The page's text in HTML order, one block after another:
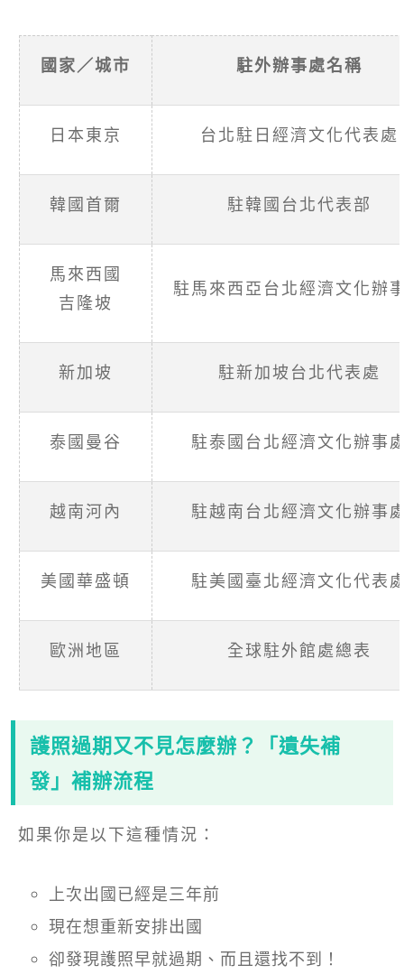
國家／城市 駐外辦事處名稱
日本東京 台北駐日經濟文化代表處
韓國首爾 駐韓國台北代表部
馬來西國
吉隆坡
駐馬來西亞台北經濟文化辦
新加坡 駐新加坡台北代表處
泰國曼谷 駐泰國台北經濟文化辦事
越南河內 駐越南台北經濟文化辦事
美國華盛頓 駐美國臺北經濟文化代表
歐洲地區 全球駐外館處總表
護照過期又不見怎麼辦？「遺失補
發」補辦流程
如果你是以下這種情況：
上次出國已經是三年前
現在想重新安排出國
卻發現護照早就過期、而且還找不到！